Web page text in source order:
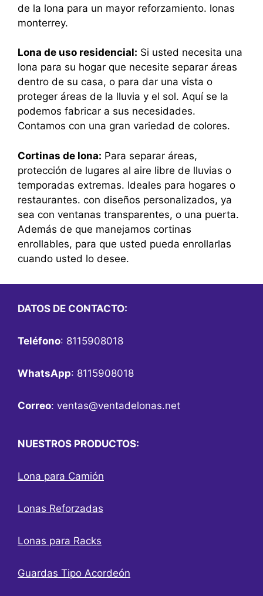
de la lona para un mayor reforzamiento. lonas
monterrey.
Lona de uso residencial: Si usted necesita una
lona para su hogar que necesite separar áreas
dentro de su casa, o para dar una vista o
proteger áreas de la lluvia y el sol. Aquí se la
podemos fabricar a sus necesidades.
Contamos con una gran variedad de colores.
Cortinas de lona: Para separar áreas,
protección de lugares al aire libre de lluvias o
temporadas extremas. Ideales para hogares o
restaurantes. con diseños personalizados, ya
sea con ventanas transparentes, o una puerta.
Además de que manejamos cortinas
enrollables, para que usted pueda enrollarlas
cuando usted lo desee.
DATOS DE CONTACTO:
Teléfono: 8115908018
WhatsApp: 8115908018
Correo: ventas@ventadelonas.net
NUESTROS PRODUCTOS:
Lona para Camión
Lonas Reforzadas
Lonas para Racks
Guardas Tipo Acordeón